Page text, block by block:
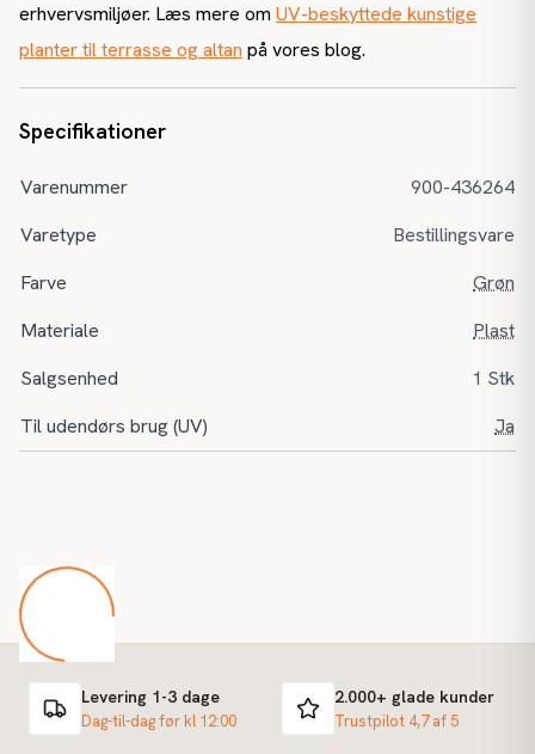
erhvervsmiljøer. Læs mere om UV-beskyttede kunstige
planter til terrasse og altan på vores blog.
Specifikationer
Varenummer
900-436264
Varetype
Bestillingsvare
Farve
Grøn
Materiale
Plast
Salgsenhed
1 Stk
Til udendørs brug (UV)
Ja
Levering 1-3 dage
Dag-til-dag før kl 12:00
2.000+ glade kunder
Trustpilot 4,7 af 5